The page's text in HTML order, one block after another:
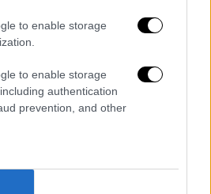
to enable storage
to enable storage
authentication
prevention, and other
άμεσα με δική σας ευθύνη. Το
τα προσβλητικά σχόλια θα